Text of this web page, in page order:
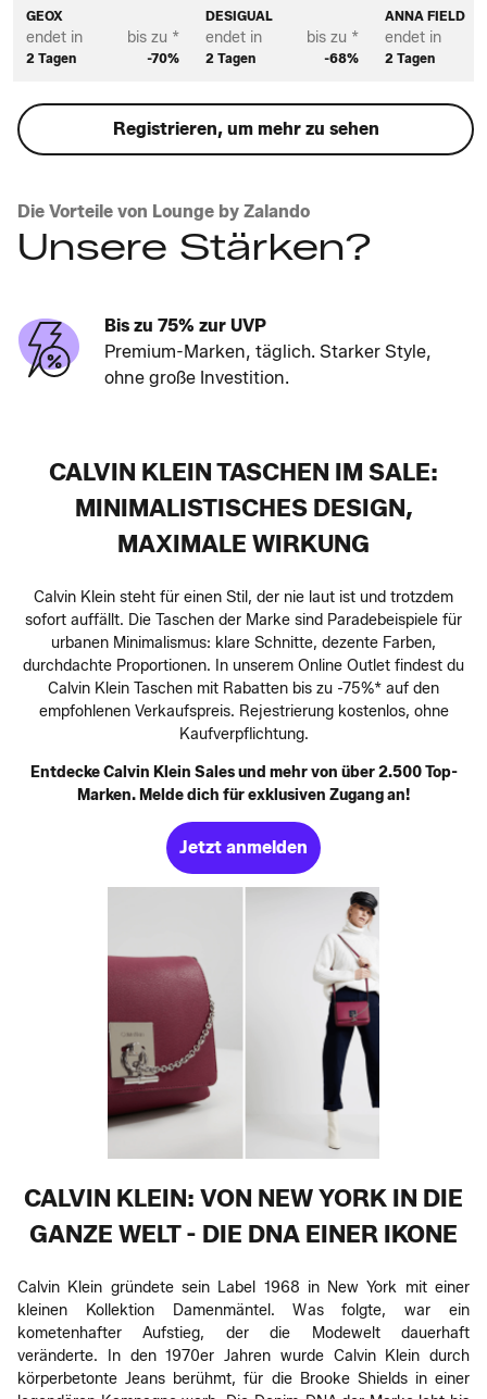
GEOX
endet in
2 Tagen
bis zu *
-70%
DESIGUAL
endet in
2 Tagen
bis zu *
-68%
ANNA FIELD
endet in
2 Tagen
Registrieren, um mehr zu sehen
Die Vorteile von Lounge by Zalando
Unsere Stärken?
Bis zu 75% zur UVP
Premium-Marken, täglich. Starker Style,
ohne große Investition.
CALVIN KLEIN TASCHEN IM SALE:
MINIMALISTISCHES DESIGN,
MAXIMALE WIRKUNG
Calvin Klein steht für einen Stil, der nie laut ist und trotzdem
sofort auffällt. Die Taschen der Marke sind Paradebeispiele für
urbanen Minimalismus: klare Schnitte, dezente Farben,
durchdachte Proportionen. In unserem Online Outlet findest du
Calvin Klein Taschen mit Rabatten bis zu -75%* auf den
empfohlenen Verkaufspreis. Rejestrierung kostenlos, ohne
Kaufverpflichtung.
Entdecke Calvin Klein Sales und mehr von über 2.500 Top-
Marken. Melde dich für exklusiven Zugang an!
Jetzt anmelden
CALVIN KLEIN: VON NEW YORK IN DIE
GANZE WELT - DIE DNA EINER IKONE
Calvin Klein gründete sein Label 1968 in New York mit einer
kleinen Kollektion Damenmäntel. Was folgte, war ein
kometenhafter Aufstieg, der die Modewelt dauerhaft
veränderte. In den 1970er Jahren wurde Calvin Klein durch
körperbetonte Jeans berühmt, für die Brooke Shields in einer